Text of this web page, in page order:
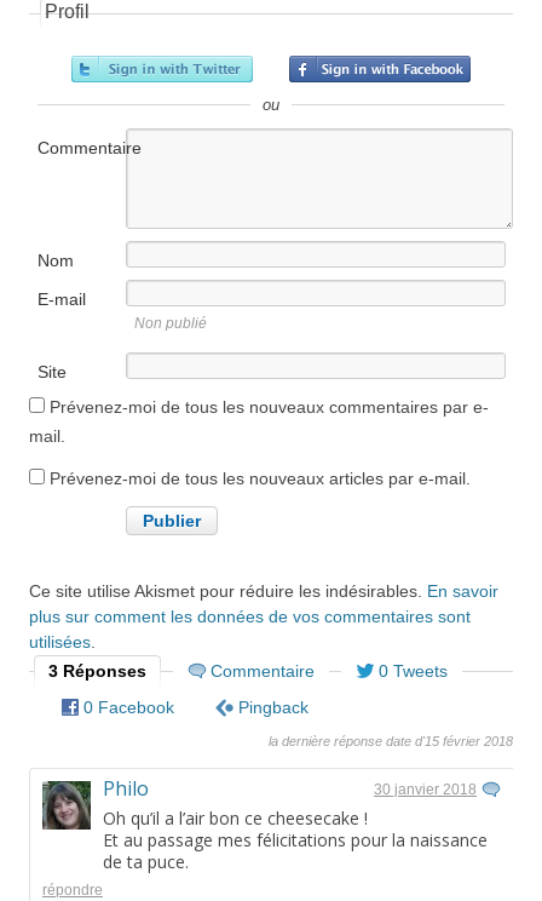
Profil
ou
Commentaire
Nom
E-mail
Non publié
Site
internet
Prévenez-moi de tous les nouveaux commentaires par e-
mail.
Prévenez-moi de tous les nouveaux articles par e-mail.
Ce site utilise Akismet pour réduire les indésirables. En savoir
plus sur comment les données de vos commentaires sont
utilisées.
3 Réponses
Commentaire
0 Tweets
0 Facebook
Pingback
la dernière réponse date d'15 février 2018
Philo 30 janvier 2018
Oh qu’il a l’air bon ce cheesecake !
Et au passage mes félicitations pour la naissance
de ta puce.
répondre